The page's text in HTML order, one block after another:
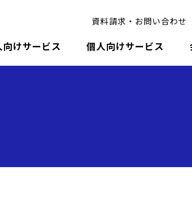
資料請求・お問い合わせ
向けサービス 個人向けサービス